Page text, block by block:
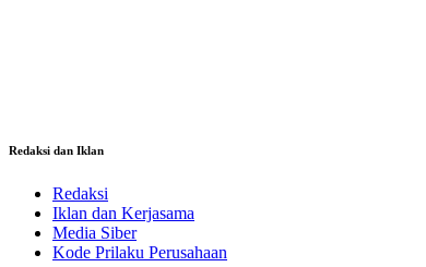
Redaksi dan Iklan
Redaksi
Iklan dan Kerjasama
Media Siber
Kode Prilaku Perusahaan